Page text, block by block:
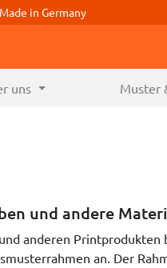
Made in Germany
uns Muster
und andere
anderen Printprodukten
an. Der